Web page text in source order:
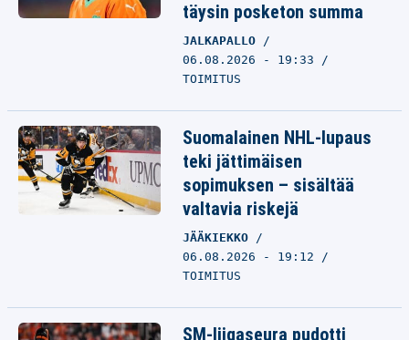
täysin posketon summa
JALKAPALLO
06.08.2026 - 19:33
TOIMITUS
Suomalainen NHL-lupaus
teki jättimäisen
sopimuksen – sisältää
valtavia riskejä
JÄÄKIEKKO
06.08.2026 - 19:12
TOIMITUS
SM-liigaseura pudotti